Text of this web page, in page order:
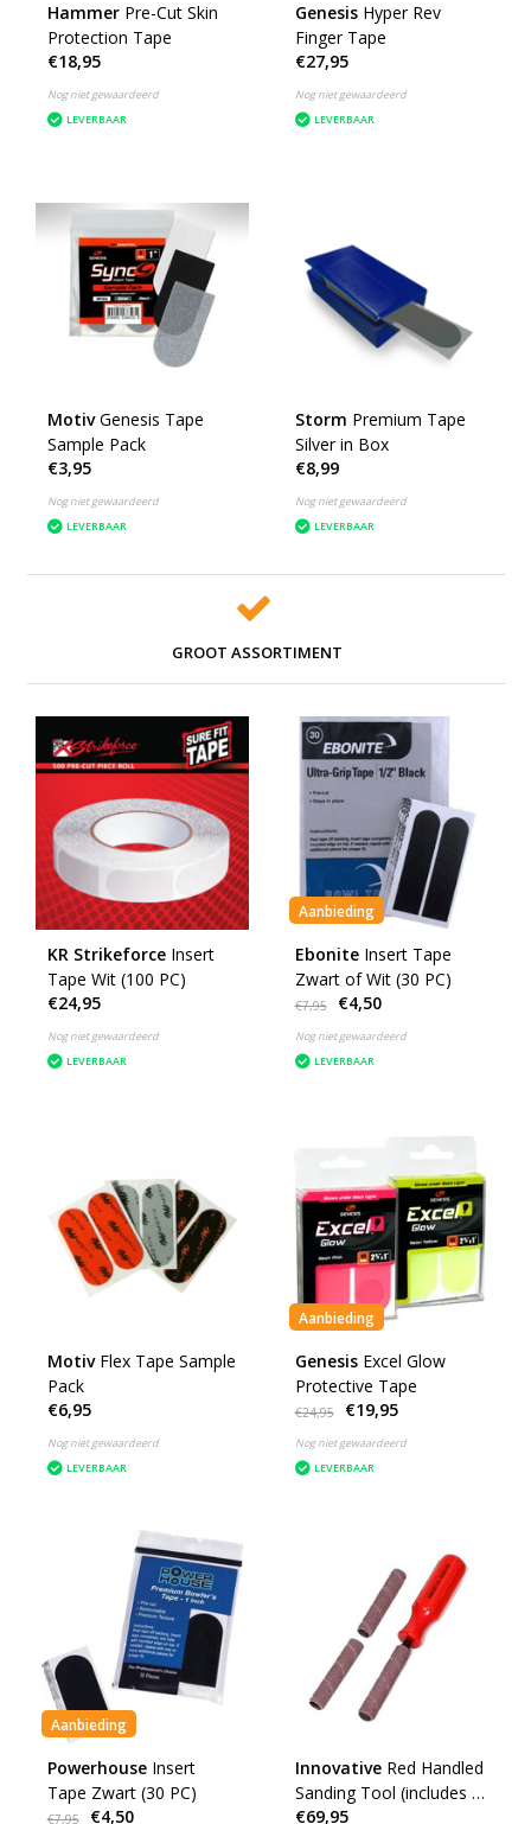
Hammer Pre-Cut Skin
Protection Tape
€18,95
Nog niet gewaardeerd
LEVERBAAR
Genesis Hyper Rev
Finger Tape
€27,95
Nog niet gewaardeerd
LEVERBAAR
Motiv Genesis Tape
Sample Pack
€3,95
Nog niet gewaardeerd
LEVERBAAR
Storm Premium Tape
Silver in Box
€8,99
Nog niet gewaardeerd
LEVERBAAR
GROOT ASSORTIMENT
KR Strikeforce Insert
Tape Wit (100 PC)
€24,95
Nog niet gewaardeerd
LEVERBAAR
Aanbieding
Ebonite Insert Tape
Zwart of Wit (30 PC)
€7,95 €4,50
Nog niet gewaardeerd
LEVERBAAR
Motiv Flex Tape Sample
Pack
€6,95
Nog niet gewaardeerd
LEVERBAAR
Aanbieding
Genesis Excel Glow
Protective Tape
€24,95 €19,95
Nog niet gewaardeerd
LEVERBAAR
Aanbieding
Powerhouse Insert
Tape Zwart (30 PC)
€7,95 €4,50
Innovative Red Handled
Sanding Tool (includes 3
sanding sleeves)
€69,95